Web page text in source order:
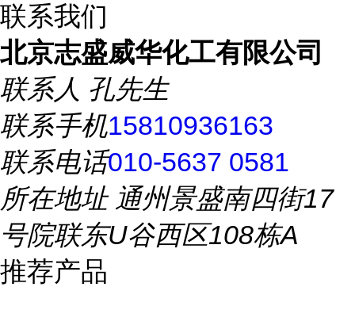
联系我们
北京志盛威华化工有限公司
联系人 孔先生
联系手机15810936163
联系电话010-5637 0581
所在地址通州景盛南四街17
号院联东U谷西区108栋A
推荐产品